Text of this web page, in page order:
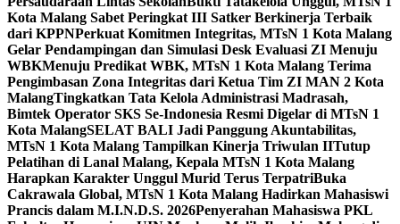
Kota Malang Sabet Peringkat III Satker Berkinerja Terbaik
dari KPPNPerkuat Komitmen Integritas, MTsN 1 Kota Malang
Gelar Pendampingan dan Simulasi Desk Evaluasi ZI Menuju
WBKMenuju Predikat WBK, MTsN 1 Kota Malang Terima
Pengimbasan Zona Integritas dari Ketua Tim ZI MAN 2 Kota
MalangTingkatkan Tata Kelola Administrasi Madrasah,
Bimtek Operator SKS Se-Indonesia Resmi Digelar di MTsN 1
Kota MalangSELAT BALI Jadi Panggung Akuntabilitas,
MTsN 1 Kota Malang Tampilkan Kinerja Triwulan IITutup
Pelatihan di Lanal Malang, Kepala MTsN 1 Kota Malang
Harapkan Karakter Unggul Murid Terus TerpatriBuka
Cakrawala Global, MTsN 1 Kota Malang Hadirkan Mahasiswi
Prancis dalam M.I.N.D.S. 2026Penyerahan Mahasiswa PKL